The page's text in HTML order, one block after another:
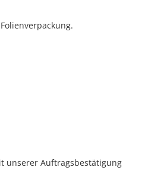
unserer Auftragsbestätigung